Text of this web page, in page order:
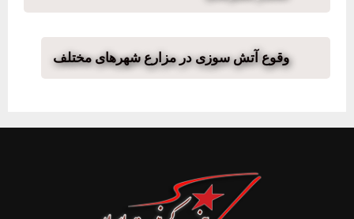
وقوع آتش سوزی در مزارع شهرهای مختلف